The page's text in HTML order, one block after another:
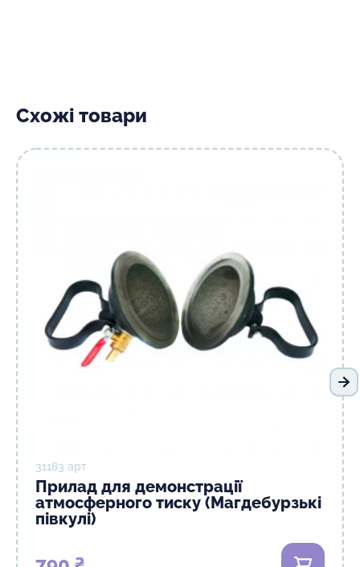
Схожі товари
31183 арт
Прилад для демонстрації
атмосферного тиску (Магдебурзькі
півкулі)